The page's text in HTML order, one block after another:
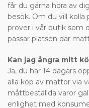
får du gärna höra av
besök. Om du vill
prover i vår butik som
passar platsen där
Kan jag ångra mitt
Ja, du har 14 dagars
alla köp av mattor via
måttbeställda varor
enlighet med